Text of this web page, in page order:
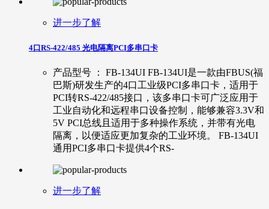
进一步了解
4口RS-422/485 光电隔离PCI多串口卡
产品型号 ： FB-134UI FB-134UI是一款由FBUS(福
巴斯)研发生产的4口工业级PCI多串口卡，适用于
PCI转RS-422/485接口，该多串口卡可广泛应用于
工业自动化和远程串口设备控制，能够兼容3.3V和
5V PCI总线且适用于多种操作系统，并带有光电
隔离，以便适应更加复杂的工业环境。 FB-134UI
通用PCI多串口卡提供4个RS-
进一步了解